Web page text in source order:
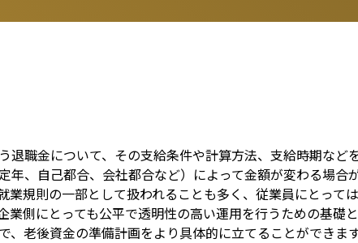
退職金について、その支給条件や計算方法、支給時期など
年、自己都合、会社都合など）によって金額が変わる場合
業規則の一部として扱われることも多く、従業員にとって
側にとっても公平で透明性の高い運用を行うための基礎
老後資金の準備計画をより具体的に立てることができます